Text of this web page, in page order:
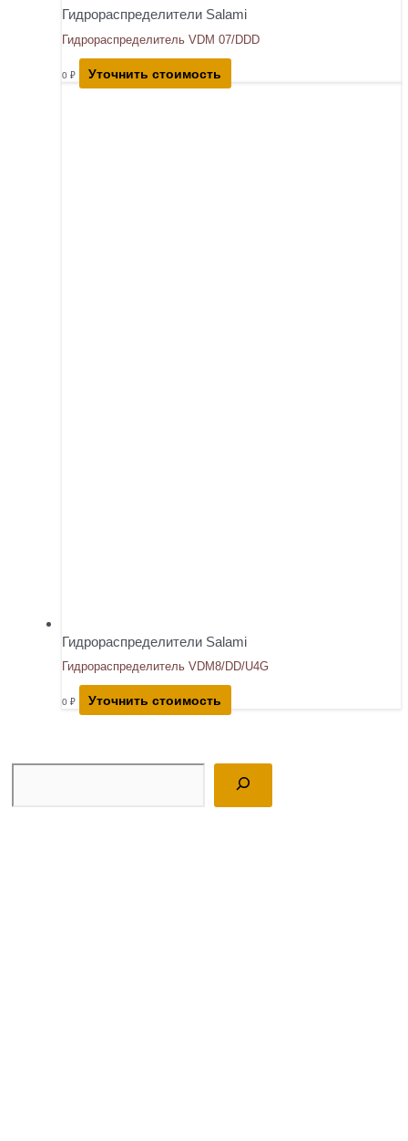
Гидрораспределители Salami
Гидрораспределитель VDM 07/DDD
0 ₽ Уточнить стоимость
Гидрораспределители Salami
Гидрораспределитель VDM8/DD/U4G
0 ₽ Уточнить стоимость